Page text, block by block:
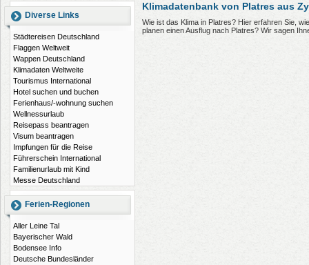
Diverse Links
Städtereisen Deutschland
Flaggen Weltweit
Wappen Deutschland
Klimadaten Weltweite
Tourismus International
Hotel suchen und buchen
Ferienhaus/-wohnung suchen
Wellnessurlaub
Reisepass beantragen
Visum beantragen
Impfungen für die Reise
Führerschein International
Familienurlaub mit Kind
Messe Deutschland
Ferien-Regionen
Aller Leine Tal
Bayerischer Wald
Bodensee Info
Deutsche Bundesländer
Klimadatenbank von Platres aus
Wie ist das Klima in Platres? Hier erfahren Sie,
planen einen Ausflug nach Platres? Wir sagen